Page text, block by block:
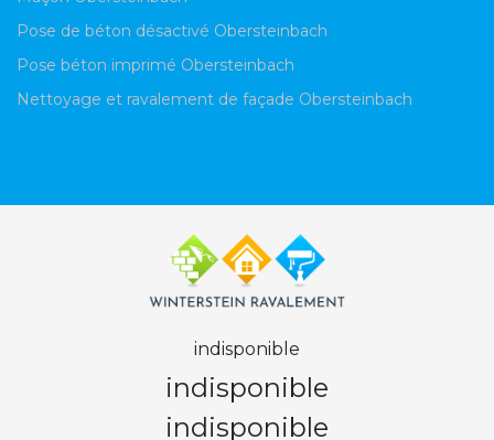
Pose de béton désactivé Obersteinbach
Pose béton imprimé Obersteinbach
Nettoyage et ravalement de façade Obersteinbach
indisponible
indisponible
indisponible